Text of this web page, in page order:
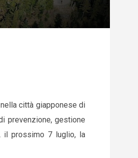
città giapponese di
prevenzione, gestione
il prossimo 7 luglio, la